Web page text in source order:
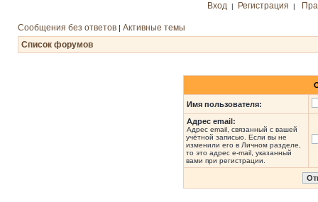
Вход | Регистрация |
Сообщения без ответов | Активные темы
Список форумов
Имя пользователя:
Адрес email:
Адрес email, связанный с вашей
учётной записью. Если вы не
изменили его в Личном разделе,
то это адрес e-mail, указанный
вами при регистрации.